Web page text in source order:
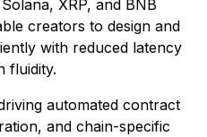
XRP, and BNB
creators to design and
with reduced latency
fluidity.
automated contract
and chain-specific